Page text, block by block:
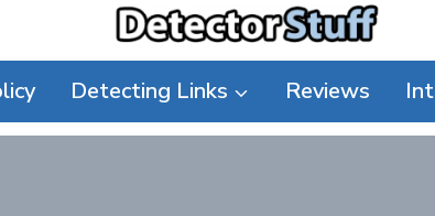
Detecting Links Reviews